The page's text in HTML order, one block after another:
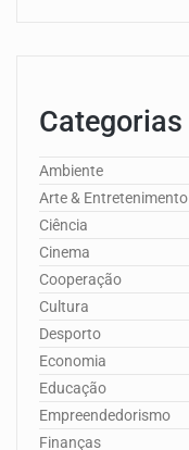
Categorias
Ambiente
Arte & Entretenimento
Ciência
Cinema
Cooperação
Cultura
Desporto
Economia
Educação
Empreendedorismo
Finanças